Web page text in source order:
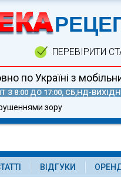
ПЕРЕВІРИТИ
по Україні з
З 8:00 ДО 17:00, СБ,НД-
зору
ВІДГУКИ